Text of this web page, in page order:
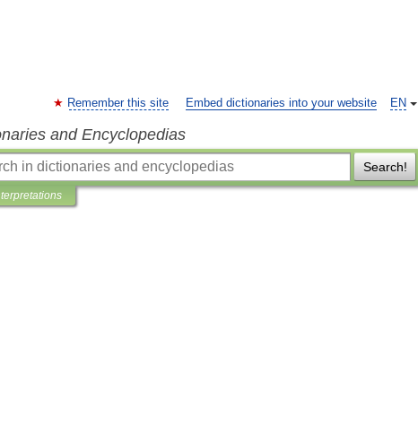
EN
Remember this site Embed dictionaries into your website
and Encyclopedias
Search!